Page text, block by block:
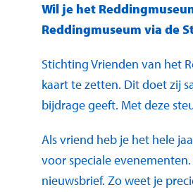
Wil je het
Reddingmuseum via de
Stichting Vrienden van het
kaart te zetten. Dit doet zij
bijdrage geeft. Met deze
Als vriend heb je het hele
voor speciale
nieuwsbrief. Zo weet je